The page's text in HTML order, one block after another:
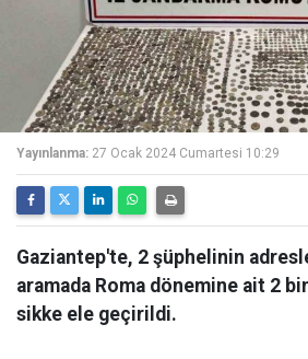
Yayınlanma: 27 Ocak 2024 Cumartesi 10:29
Gaziantep'te, 2 şüphelinin
aramada Roma dönemine ait 2
sikke ele geçirildi.